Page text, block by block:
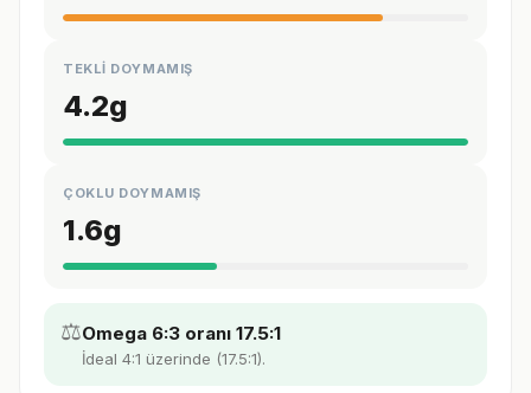
TEKLİ DOYMAMIŞ
4.2g
ÇOKLU DOYMAMIŞ
1.6g
⚖️Omega 6:3 oranı 17.5:1
İdeal 4:1 üzerinde (17.5:1).